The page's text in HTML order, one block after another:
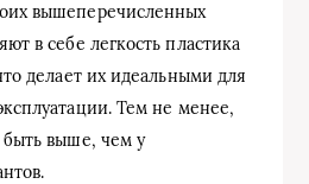
вышеперечисленных
в себе легкость пластика
делает их идеальными для
Тем не менее,
выше, чем у